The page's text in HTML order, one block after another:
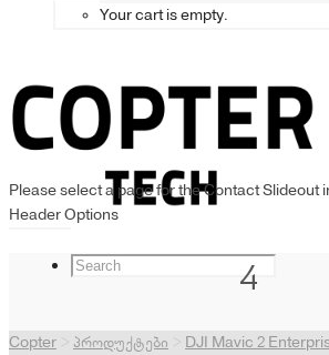
Your cart is empty.
Please select a page for the Contact Slideout
Header Options
4
Copter პროდუქტები
DJI Mavic 2